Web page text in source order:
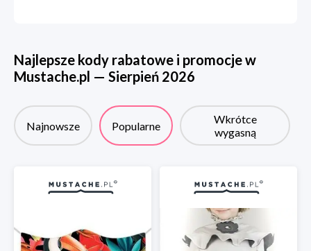
Najlepsze kody rabatowe i promocje w
Mustache.pl — Sierpień 2026
Najnowsze Popularne
Wkrótce
wygasną